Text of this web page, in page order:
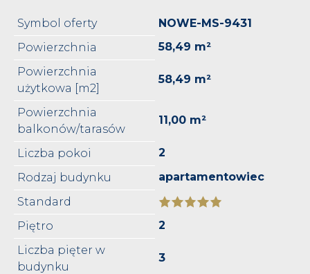
Symbol oferty
NOWE-MS-9431
Powierzchnia
58,49 m²
Powierzchnia
użytkowa [m2]
58,49 m²
Powierzchnia
balkonów/tarasów
11,00 m²
Liczba pokoi
2
Rodzaj budynku
apartamentowiec
Standard
Piętro
2
Liczba pięter w
budynku
3